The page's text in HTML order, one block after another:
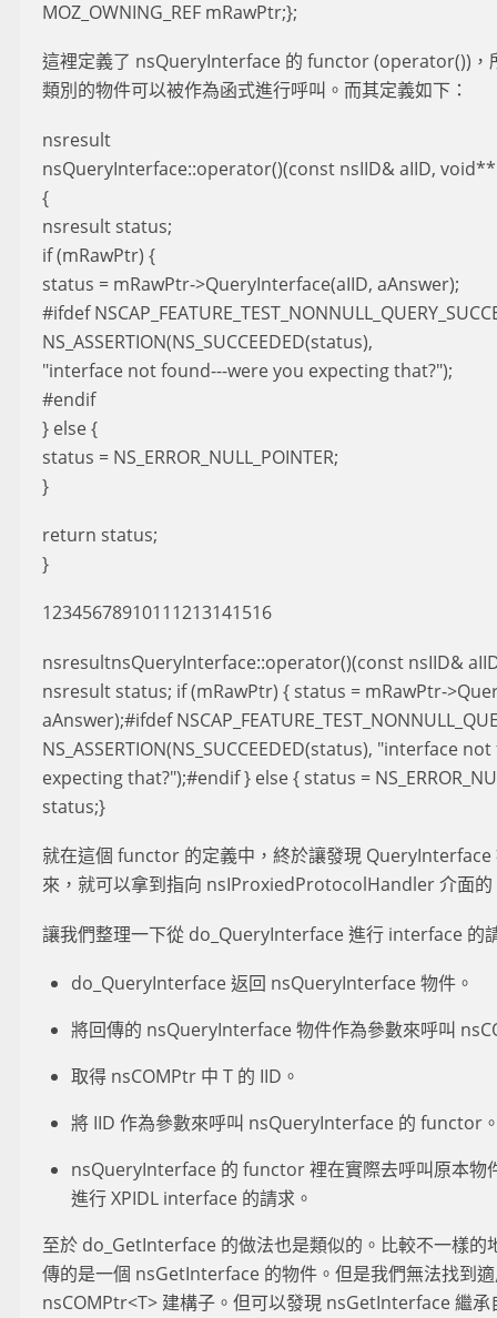
MOZ_OWNING_REF mRawPtr;};
這裡定義了 nsQueryInterface 的 functor (operator())，
類別的物件可以被作為函式進行呼叫。而其定義如下：
nsresult
nsQueryInterface::operator()(const nsIID& aIID,
{
nsresult status;
if (mRawPtr) {
status = mRawPtr->QueryInterface(aIID, aAnswer);
#ifdef
NS_ASSERTION(NS_SUCCEEDED(status),
"interface not found---were you expecting that?");
#endif
} else {
status = NS_ERROR_NULL_POINTER;
}
return status;
}
12345678910111213141516
nsresultnsQueryInterface::operator()(const nsIID&
nsresult status; if (mRawPtr) { status = mRawPtr-
aAnswer);#ifdef
NS_ASSERTION(NS_SUCCEEDED(status), "interface
expecting that?");#endif } else { status =
status;}
就在這個 functor 的定義中，終於讓發現 QueryInterface
來，就可以拿到指向 nsIProxiedProtocolHandler 介面
讓我們整理一下從 do_QueryInterface 進行 interface 的
do_QueryInterface 返回 nsQueryInterface 物件。
將回傳的 nsQueryInterface 物件作為參數來呼叫
取得 nsCOMPtr 中 T 的 IID。
將 IID 作為參數來呼叫 nsQueryInterface 的 functor
nsQueryInterface 的 functor 裡在實際去呼叫原本物
進行 XPIDL interface 的請求。
至於 do_GetInterface 的做法也是類似的。比較不一樣
傳的是一個 nsGetInterface 的物件。但是我們無法找到
nsCOMPtr<T> 建構子。但可以發現 nsGetInterface 繼